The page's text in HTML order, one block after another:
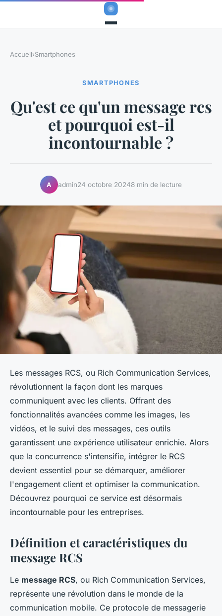
Accueil›Smartphones
SMARTPHONES
Qu'est ce qu'un message rcs
et pourquoi est-il
incontournable ?
A admin24 octobre 20248 min de lecture
Les messages RCS, ou Rich Communication Services,
révolutionnent la façon dont les marques
communiquent avec les clients. Offrant des
fonctionnalités avancées comme les images, les
vidéos, et le suivi des messages, ces outils
garantissent une expérience utilisateur enrichie. Alors
que la concurrence s'intensifie, intégrer le RCS
devient essentiel pour se démarquer, améliorer
l'engagement client et optimiser la communication.
Découvrez pourquoi ce service est désormais
incontournable pour les entreprises.
Définition et caractéristiques du
message RCS
Le message RCS, ou Rich Communication Services,
représente une révolution dans le monde de la
communication mobile. Ce protocole de messagerie